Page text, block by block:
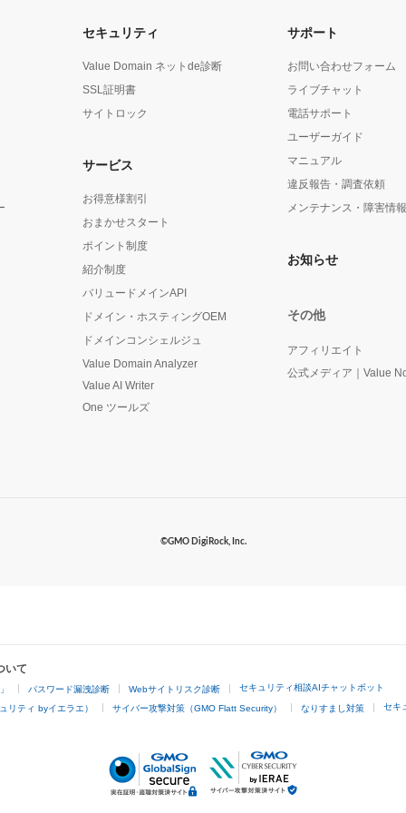
セキュリティ
Value Domain ネットde診断
SSL証明書
サイトロック
サービス
お得意様割引
おまかせスタート
ポイント制度
紹介制度
バリュードメインAPI
ドメイン・ホスティングOEM
ドメインコンシェルジュ
Value Domain Analyzer
Value AI Writer
One ツールズ
サポート
お問い合わせフォーム
ライブチャット
電話サポート
ユーザーガイド
マニュアル
違反報告・調査依頼
メンテナンス・障害情
お知らせ
その他
アフィリエイト
公式メディア｜Value
©GMO DigiRock, Inc.
いて
パスワード漏洩診断 Webサイトリスク診断 セキュリティ相談AIチャットボット
リティ byイエラエ） サイバー攻撃対策（GMO Flatt Security） なりすまし対策 セキ